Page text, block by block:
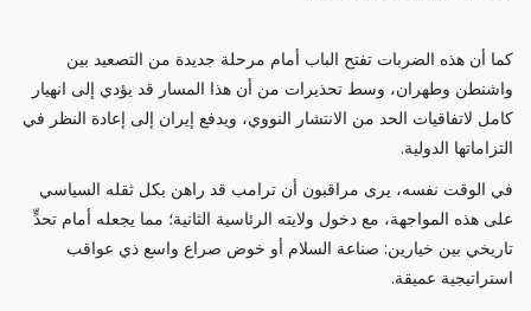
كما أن هذه الضربات تفتح الباب أمام مرحلة جديدة من التصعيد بين
واشنطن وطهران، وسط تحذيرات من أن هذا المسار قد يؤدي إلى انهيار
كامل لاتفاقيات الحد من الانتشار النووي، ويدفع إيران إلى إعادة النظر في
التزاماتها الدولية.
في الوقت نفسه، يرى مراقبون أن ترامب قد راهن بكل ثقله السياسي
على هذه المواجهة، مع دخول ولايته الرئاسية الثانية؛ مما يجعله أمام تحدٍّ
تاريخي بين خيارين: صناعة السلام أو خوض صراع واسع ذي عواقب
استراتيجية عميقة.